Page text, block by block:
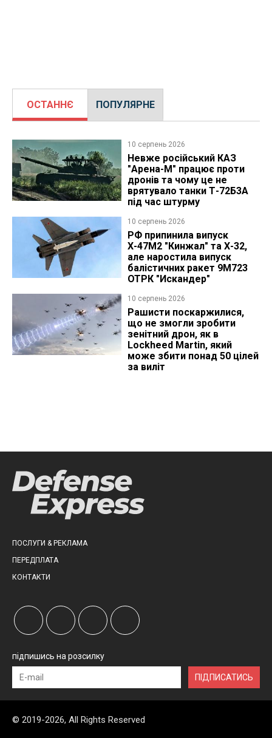
ОСТАННЄ ПОПУЛЯРНЕ
10 серпень 2026
Невже російський КАЗ
"Арена-М" працює проти
дронів та чому це не
врятувало танки Т-72Б3А
під час штурму
10 серпень 2026
РФ припинила випуск
Х-47М2 "Кинжал" та Х-32,
але наростила випуск
балістичних ракет 9М723
ОТРК "Искандер"
10 серпень 2026
Рашисти поскаржилися,
що не змогли зробити
зенітний дрон, як в
Lockheed Martin, який
може збити понад 50 цілей
за виліт
ПОСЛУГИ & РЕКЛАМА
ПЕРЕДПЛАТА
КОНТАКТИ
підпишись на розсилку
ПІДПИСАТИСЬ
© 2019-2026, All Rights Reserved